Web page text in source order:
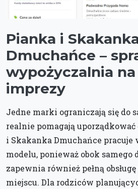
Pianka i
Dmuchańce –
wypożyczalnia
imprezy
Jedne marki ograniczają się do
realnie pomagają
i Skakanka Dmuchańce pracuje
modelu, ponieważ obok samego
zapewnia również pełną
miejscu. Dla rodziców